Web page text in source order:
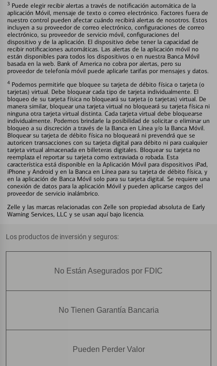
3 Puede elegir recibir alertas a través de notificación automática de la
aplicación Móvil, mensaje de texto o correo electrónico. Factores fuera de
nuestro control pueden afectar cuándo recibirá alertas de nosotros. Estos
incluyen a su proveedor de correo electrónico, configuraciones de correo
electrónico, su proveedor de servicio móvil, configuraciones del
dispositivo y de la aplicación. El dispositivo debe tener la capacidad de
recibir notificaciones automáticas. Las alertas de la aplicación móvil no
están disponibles para todos los dispositivos o en nuestra Banca Móvil
basada en la web. Bank of America no cobra por alertas, pero su
proveedor de telefonía móvil puede aplicarle tarifas por mensajes y datos.
4 Podemos permitirle que bloquee su tarjeta de débito física o tarjeta (o
tarjetas) virtual. Debe bloquear cada tipo de tarjeta individualmente. El
bloqueo de su tarjeta física no bloqueará su tarjeta (o tarjetas) virtual. De
manera similar, bloquear una tarjeta virtual no bloqueará su tarjeta física ni
ninguna otra tarjeta virtual distinta. Cada tarjeta virtual debe bloquearse
individualmente. Podemos brindarle la posibilidad de solicitar o eliminar un
bloqueo a su discreción a través de la Banca en Línea y/o la Banca Móvil.
Bloquear su tarjeta de débito física no bloqueará ni prevendrá que se
autoricen transacciones con su tarjeta digital para débito ni para cualquier
tarjeta virtual almacenada en billeteras digitales. Bloquear su tarjeta no
reemplaza el reportar su tarjeta como extraviada o robada. Esta
característica está disponible en la Aplicación Móvil para dispositivos iPad,
iPhone y Android y en la Banca en Línea para su tarjeta de débito física, y
en la aplicación de Banca Móvil solo para su tarjeta digital. Se requiere una
conexión de datos para la aplicación Móvil y pueden aplicarse cargos del
proveedor de servicio inalámbrico.
Zelle y las marcas relacionadas con Zelle son propiedad absoluta de Early
Warning Services, LLC y se usan aquí bajo licencia.
Los productos de inversión y seguros:
No Están Asegurados por FDIC
No Tienen Garantía Bancaria
Pueden Perder Valor